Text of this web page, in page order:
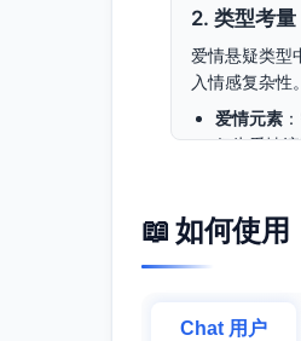
2. 类型考量
爱情悬疑类型
入情感复杂性。
爱情元素
仅为爱情
技巧：将
📖 如何使用
Chat 用户